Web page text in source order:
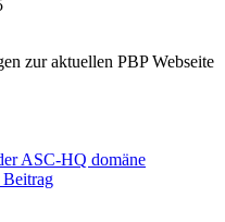
zur aktuellen PBP Webseite
ASC-HQ domäne
Beitrag